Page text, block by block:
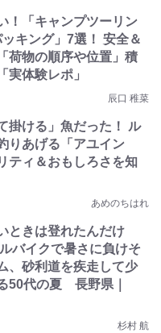
！「キャンプツーリン
キング」7選！ 安全＆
荷物の順序や位置」積
実体験レポ」
辰口 稚菜
掛ける」魚だった！ ル
りあげる「アユイン
ティ＆おもしろさを知
あめのちはれ
ときは登れたんだけ
バイクで暑さに負けそ
、砂利道を疾走して少
50代の夏 長野県｜
杉村 航